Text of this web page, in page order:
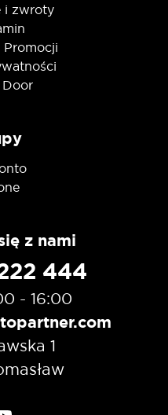
i zwroty
Promocji
z nami
444
- 16:00
1